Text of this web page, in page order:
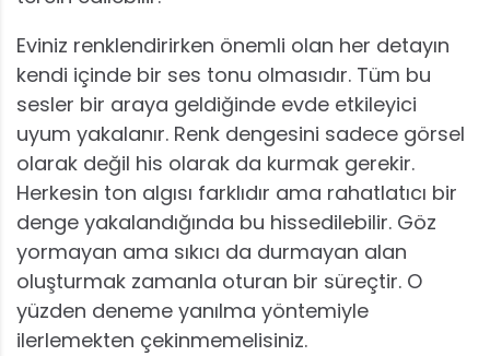
Eviniz renklendirirken önemli olan her detayın
kendi içinde bir ses tonu olmasıdır. Tüm bu
sesler bir araya geldiğinde evde etkileyici
uyum yakalanır. Renk dengesini sadece görsel
olarak değil his olarak da kurmak gerekir.
Herkesin ton algısı farklıdır ama rahatlatıcı bir
denge yakalandığında bu hissedilebilir. Göz
yormayan ama sıkıcı da durmayan alan
oluşturmak zamanla oturan bir süreçtir. O
yüzden deneme yanılma yöntemiyle
ilerlemekten çekinmemelisiniz.